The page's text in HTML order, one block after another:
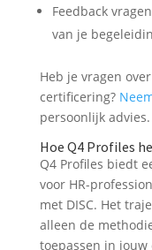
Feedback
van je
Heb je vragen
certificering?
persoonlijk advies.
Hoe Q4 Profiles
Q4 Profiles biedt
voor HR-
met DISC. Het
alleen de
toepassen in